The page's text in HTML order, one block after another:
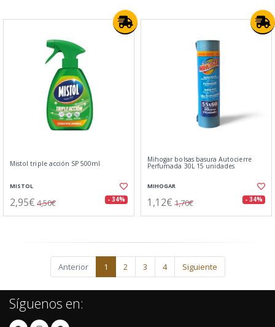
Mistol triple acción SP 500ml
MISTOL
2,95€ 4,50€ - 34%
Mihogar bolsas basura Autocierre
Perfumada 30L 15 unidades
MIHOGAR
1,12€ 1,70€ - 34%
Anterior 1 2 3 4 Siguiente
Síguenos en: